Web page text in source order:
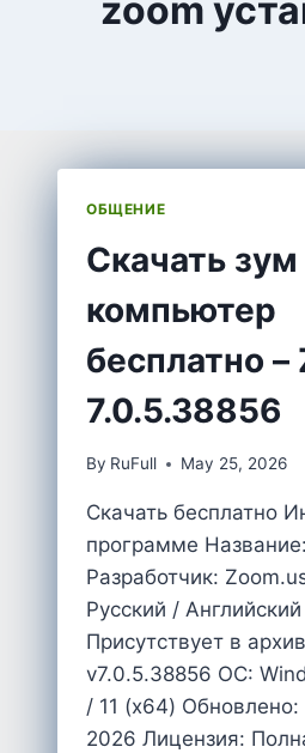
zoom
ОБЩЕНИЕ
Cкачать
компьютер
бесплатно –
7.0.5.38856
By RuFull May 25, 2026
Скачать бесплатно
программе
Разработчик:
Русский /
Присутствует в
v7.0.5.38856 OC:
/ 11 (x64)
2026 Лицензия: